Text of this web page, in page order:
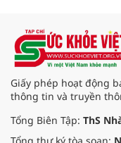
Giấy phép hoạt động
thông tin và truyền
Tổng Biên Tập: ThS